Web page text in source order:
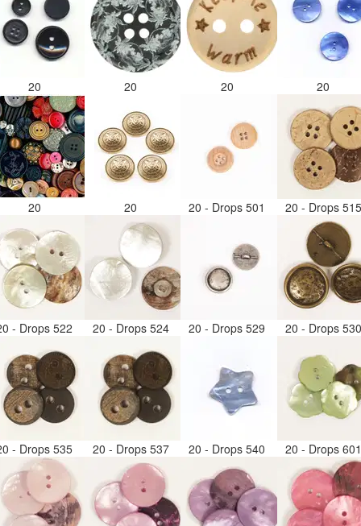
20 20 20 20
20 20 20 - Drops 501 20 - Drops
- Drops 522 20 - Drops 524 20 - Drops 529 20 - Drops
- Drops 535 20 - Drops 537 20 - Drops 540 20 - Drops